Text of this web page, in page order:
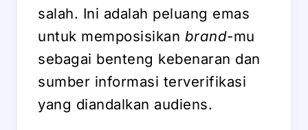
salah. Ini adalah peluang emas
untuk memposisikan brand-mu
sebagai benteng kebenaran dan
sumber informasi terverifikasi
yang diandalkan audiens.